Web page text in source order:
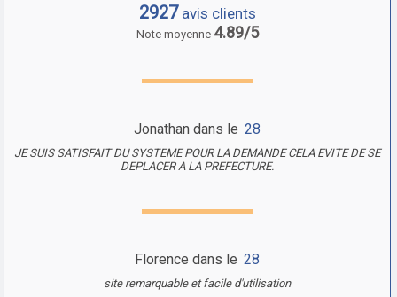
2927avis clients
Note moyenne 4.89/5
Jonathan dans le 28
JE SUIS SATISFAIT DU SYSTEME POUR LA DEMANDE CELA EVITE DE SE
DEPLACER A LA PREFECTURE.
Florence dans le 28
site remarquable et facile d'utilisation